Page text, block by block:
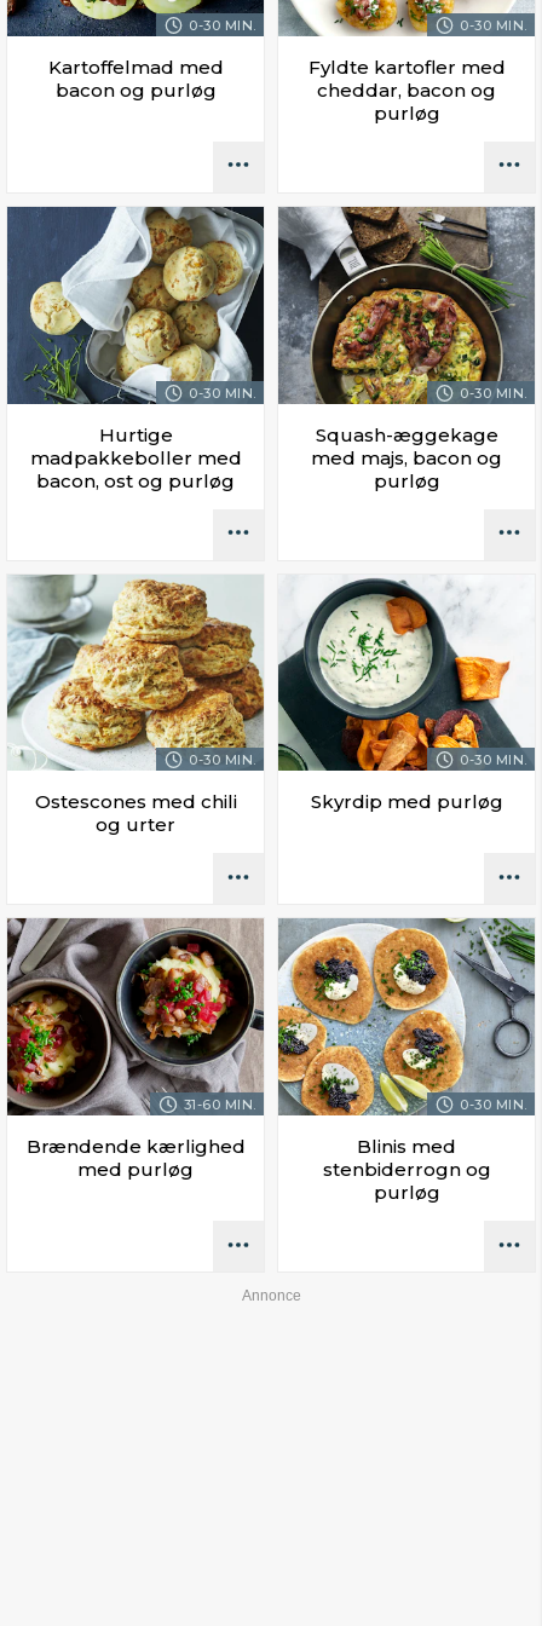
0-30 MIN.
Kartoffelmad med
bacon og purløg
0-30 MIN.
Fyldte kartofler med
cheddar, bacon og
purløg
0-30 MIN.
Hurtige
madpakkeboller med
bacon, ost og purløg
0-30 MIN.
Squash-æggekage
med majs, bacon og
purløg
0-30 MIN.
Ostescones med chili
og urter
0-30 MIN.
Skyrdip med purløg
31-60 MIN.
Brændende kærlighed
med purløg
0-30 MIN.
Blinis med
stenbiderrogn og
purløg